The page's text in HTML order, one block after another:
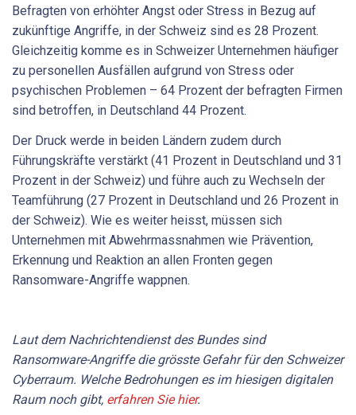
Befragten von erhöhter Angst oder Stress in Bezug auf
zukünftige Angriffe, in der Schweiz sind es 28 Prozent.
Gleichzeitig komme es in Schweizer Unternehmen häufiger
zu personellen Ausfällen aufgrund von Stress oder
psychischen Problemen – 64 Prozent der befragten Firmen
sind betroffen, in Deutschland 44 Prozent.
Der Druck werde in beiden Ländern zudem durch
Führungskräfte verstärkt (41 Prozent in Deutschland und 31
Prozent in der Schweiz) und führe auch zu Wechseln der
Teamführung (27 Prozent in Deutschland und 26 Prozent in
der Schweiz). Wie es weiter heisst, müssen sich
Unternehmen mit Abwehrmassnahmen wie Prävention,
Erkennung und Reaktion an allen Fronten gegen
Ransomware-Angriffe wappnen.
Laut dem Nachrichtendienst des Bundes sind
Ransomware-Angriffe die grösste Gefahr für den Schweizer
Cyberraum. Welche Bedrohungen es im hiesigen digitalen
Raum noch gibt, erfahren Sie hier.